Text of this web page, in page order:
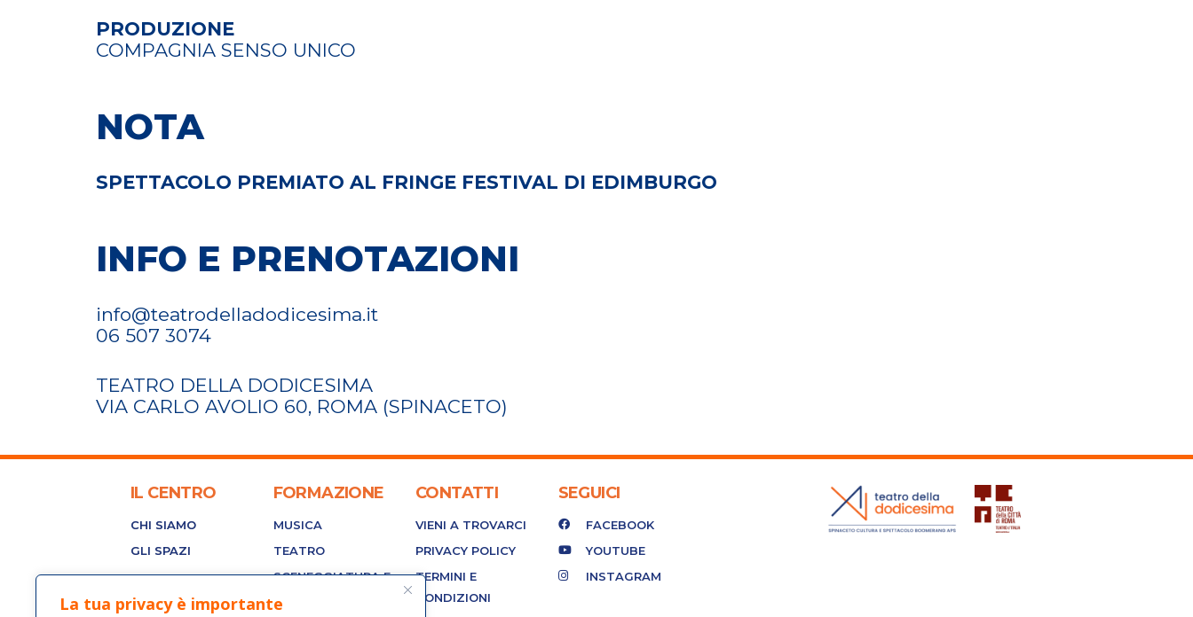
La tua privacy è importante
PRODUZIONE
COMPAGNIA SENSO UNICO
NOTA
SPETTACOLO PREMIATO AL FRINGE FESTIVAL DI EDIMBURGO
INFO E PRENOTAZIONI
info@teatrodelladodicesima.it
06 507 3074
TEATRO DELLA DODICESIMA
VIA CARLO AVOLIO 60, ROMA (SPINACETO)
IL CENTRO
CHI SIAMO
GLI SPAZI
FORMAZIONE
MUSICA
TEATRO
SCENEGGIATURA E
CONTATTI
VIENI A TROVARCI
PRIVACY POLICY
TERMINI E
CONDIZIONI
SEGUICI
FACEBOOK
YOUTUBE
INSTAGRAM